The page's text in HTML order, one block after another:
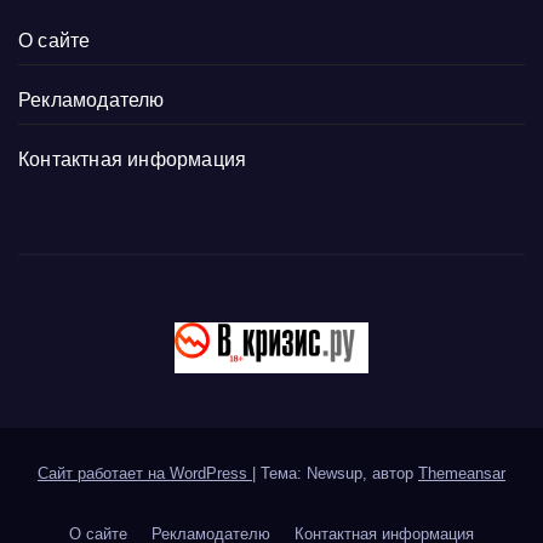
О сайте
Рекламодателю
Контактная информация
Сайт работает на WordPress | Тема: Newsup, автор Themeansar
О сайте Рекламодателю Контактная информация